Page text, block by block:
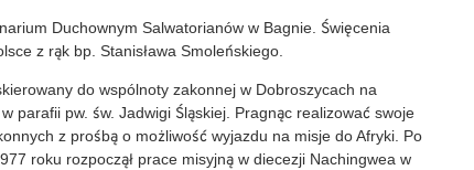
Duchownym Salwatorianów w Bagnie. Święcenia
z rąk bp. Stanisława Smoleńskiego.
do wspólnoty zakonnej w Dobroszycach na
parafii pw. św. Jadwigi Śląskiej. Pragnąc realizować swoje
z prośbą o możliwość wyjazdu na misje do Afryki. Po
roku rozpoczął prace misyjną w diecezji Nachingwea w